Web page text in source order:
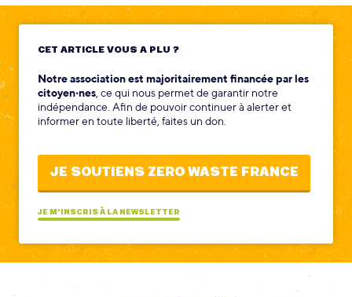
CET ARTICLE VOUS A PLU ?
Notre association est majoritairement financée par les
citoyen‧nes , ce qui nous permet de garantir notre
indépendance. Afin de pouvoir continuer à alerter et
informer en toute liberté, faites un don.
JE SOUTIENS ZERO WASTE FRANCE
JE M'INSCRIS À LA NEWSLETTER